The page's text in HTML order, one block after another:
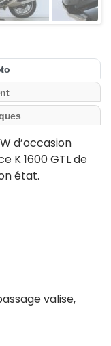
d’occasion
K 1600 GTL de
état.
valise,